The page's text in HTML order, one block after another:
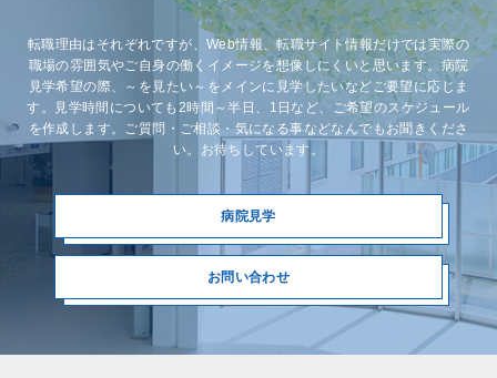
転職理由はそれぞれですが、Web情報、転職サイト情報だけでは実際の
職場の雰囲気やご自身の働くイメージを想像しにくいと思います。病院
見学希望の際、～を見たい～をメインに見学したいなどご要望に応じま
す。見学時間についても2時間～半日、1日など、ご希望のスケジュール
を作成します。ご質問・ご相談・気になる事などなんでもお聞きくださ
い。お待ちしています。
病院見学
お問い合わせ